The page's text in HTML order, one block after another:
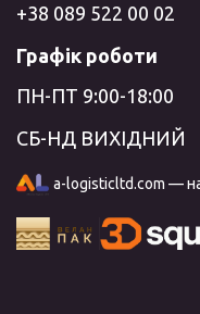
+38 089 522 00 02
Графік роботи
ПН-ПТ 9:00-18:00
СБ-НД ВИХІДНИЙ
a-logisticltd.com —